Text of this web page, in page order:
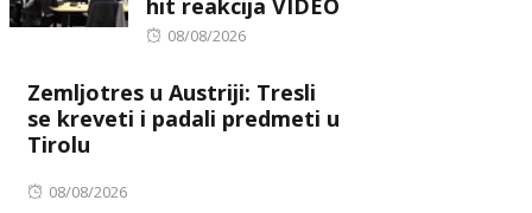
hit reakcija VIDEO
Posted
08/08/2026
Zemljotres u Austriji: Tresli
se kreveti i padali predmeti u
Tirolu
Posted
08/08/2026